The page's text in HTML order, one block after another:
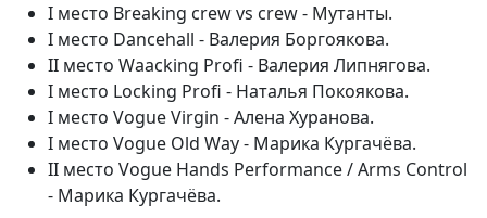
I место Breaking crew vs crew - Мутанты.
I место Dancehall - Валерия Боргоякова.
II место Waacking Profi - Валерия Липнягова.
I место Locking Profi - Наталья Покоякова.
I место Vogue Virgin - Алена Хуранова.
I место Vogue Old Way - Марика Кургачёва.
II место Vogue Hands Performance / Arms Control
- Марика Кургачёва.